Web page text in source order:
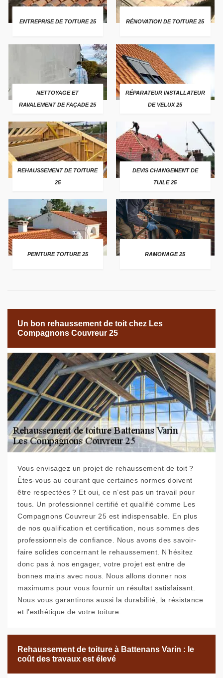
ENTREPRISE DE TOITURE 25 RÉNOVATION DE TOITURE 25
NETTOYAGE ET
RAVALEMENT DE FAÇADE 25
RÉPARATEUR INSTALLATEUR
DE VELUX 25
REHAUSSEMENT DE TOITURE
25
DEVIS CHANGEMENT DE
TUILE 25
PEINTURE TOITURE 25 RAMONAGE 25
Un bon rehaussement de toit chez Les
Compagnons Couvreur 25
Vous envisagez un projet de rehaussement de toit ?
Êtes-vous au courant que certaines normes doivent
être respectées ? Et oui, ce n’est pas un travail pour
tous. Un professionnel certifié et qualifié comme Les
Compagnons Couvreur 25 est indispensable. En plus
de nos qualification et certification, nous sommes des
professionnels de confiance. Nous avons des savoir-
faire solides concernant le rehaussement. N’hésitez
donc pas à nos engager, votre projet est entre de
bonnes mains avec nous. Nous allons donner nos
maximums pour vous fournir un résultat satisfaisant.
Nous vous garantirons aussi la durabilité, la résistance
et l’esthétique de votre toiture.
Rehaussement de toiture à Battenans Varin : le
coût des travaux est élevé